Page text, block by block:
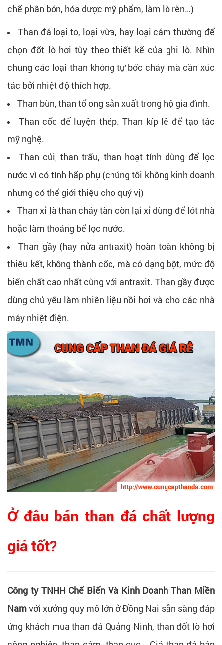
chế phân bón, hóa dược mỹ phẩm, làm lò rèn…)
Than đá loại to, loại vừa, hay loại cám thường để
chọn đốt lò hơi tùy theo thiết kế của ghi lò. Nhìn
chung các loại than không tự bốc cháy mà cần xúc
tác bởi nhiệt độ thích hợp.
Than bùn, than tổ ong sản xuất trong hộ gia đình.
Than cốc để luyện thép. Than kíp lê để tạo tác
mỹ nghệ.
Than củi, than trấu, than hoạt tính dùng để lọc
nước vì có tính hấp phụ (chúng tôi không kinh doanh
nhưng có thể giới thiệu cho quý vị)
Than xỉ là than cháy tàn còn lại xỉ dùng để lót nhà
hoặc làm thoáng bể lọc nước.
Than gầy (hay nửa antraxit) hoàn toàn không bị
thiêu kết, không thành cốc, mà có dạng bột, mức độ
biến chất cao nhất cùng với antraxit. Than gầy được
dùng chủ yếu làm nhiên liệu nồi hơi và cho các nhà
máy nhiệt điện.
Ở đâu bán than đá chất lượng
giá tốt?
Công ty TNHH Chế Biến Và Kinh Doanh Than Miền
Namvới xưởng quy mô lớn ở Đồng Nai sẵn sàng đáp
ứng khách mua than đá Quảng Ninh, than đốt lò hơi